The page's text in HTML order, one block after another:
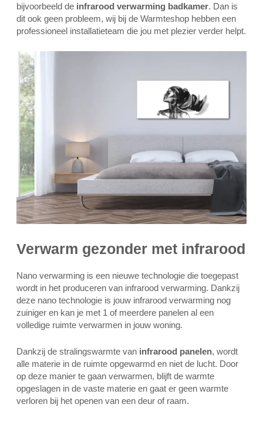
bijvoorbeeld de infrarood verwarming badkamer. Dan is
dit ook geen probleem, wij bij de Warmteshop hebben een
professioneel installatieteam die jou met plezier verder helpt.
Verwarm gezonder met infrarood
Nano verwarming is een nieuwe technologie die toegepast
wordt in het produceren van infrarood verwarming. Dankzij
deze nano technologie is jouw infrarood verwarming nog
zuiniger en kan je met 1 of meerdere panelen al een
volledige ruimte verwarmen in jouw woning.
Dankzij de stralingswarmte van infrarood panelen, wordt
alle materie in de ruimte opgewarmd en niet de lucht. Door
op deze manier te gaan verwarmen, blijft de warmte
opgeslagen in de vaste materie en gaat er geen warmte
verloren bij het openen van een deur of raam.